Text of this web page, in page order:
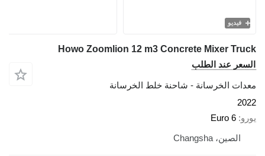
فيديو
Howo Zoomlion 12 m3 Concrete Mixer
عند الطلب
الخرسانة - شاحنة خلط الخرسانة
Euro 6
الصين، Changsha